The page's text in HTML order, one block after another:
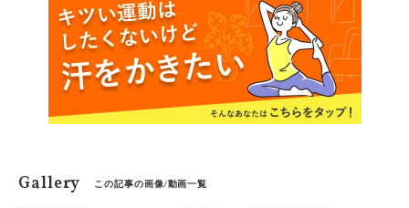
Gallery この記事の画像/動画一覧